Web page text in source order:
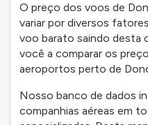
O preço dos voos de
variar por diversos
voo barato saindo desta
você a comparar os
aeroportos perto de
Nosso banco de dados
companhias aéreas em